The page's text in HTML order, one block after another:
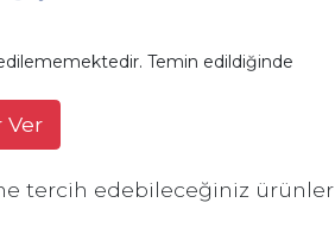
Temin edildiğinde
Ver
tercih edebileceğiniz ürünler